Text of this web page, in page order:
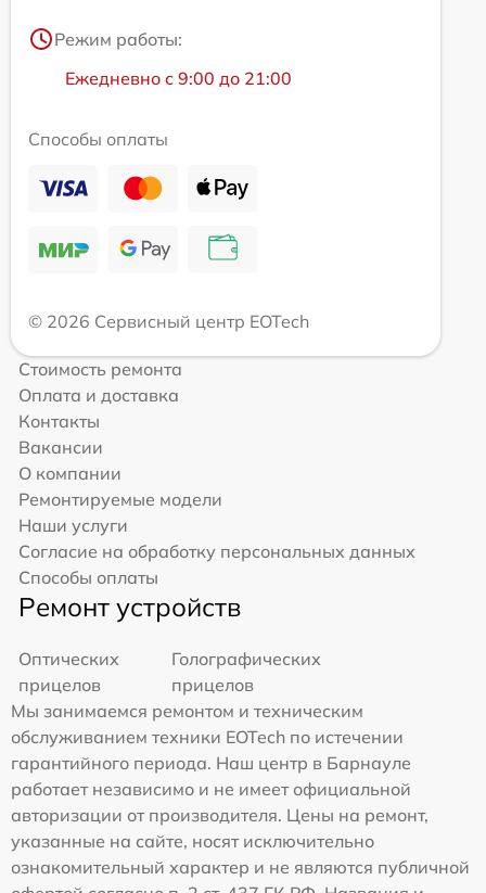
Режим работы:
Ежедневно с 9:00 до 21:00
Способы оплаты
© 2026 Сервисный центр EOTech
Стоимость ремонта
Оплата и доставка
Контакты
Вакансии
О компании
Ремонтируемые модели
Наши услуги
Согласие на обработку персональных данных
Способы оплаты
Ремонт устройств
Оптических
прицелов
Голографических
прицелов
Мы занимаемся ремонтом и техническим
обслуживанием техники EOTech по истечении
гарантийного периода. Наш центр в Барнауле
работает независимо и не имеет официальной
авторизации от производителя. Цены на ремонт,
указанные на сайте, носят исключительно
ознакомительный характер и не являются публичной